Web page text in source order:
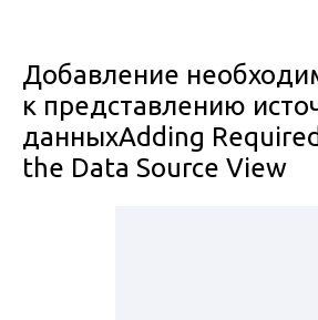
Добавление
к представлению
данныхAdding
the Data Source View